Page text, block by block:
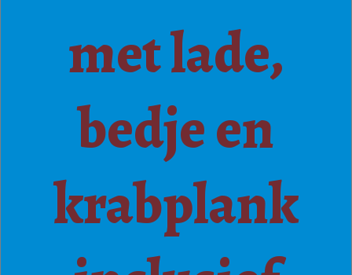
met lade,
bedje en
krabplank